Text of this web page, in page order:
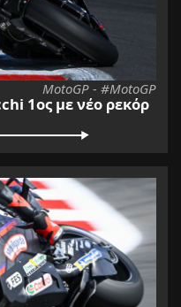
MotoGP - #MotoGP
1ος με νέο ρεκόρ